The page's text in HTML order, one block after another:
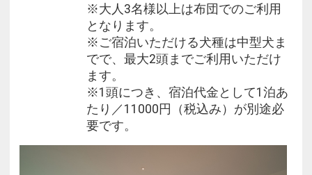
【フレンチトースト】 Confiture H
部制：8:30 / 9:30
【ホットサンド】 猿田彦珈琲
部制：8:00 から 10:00
【焼きたてパン】 Mariage de Farine
部制：8:00 から 10:00
※大人3名様以上は布団でのご利用
となります。
※ご宿泊いただける犬種は中型犬ま
でで、最大2頭までご利用いただけ
ます。
※1頭につき、宿泊代金として1泊あ
たり／11000円（税込み）が別途必
要です。